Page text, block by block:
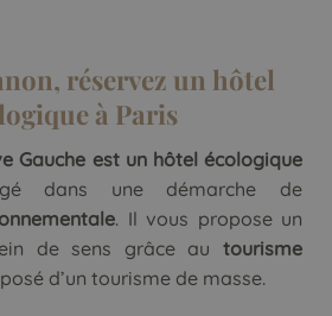
réservez un hôtel
à Paris
Gauche est un hôtel écologique
dans une démarche de
. Il vous propose un
de sens grâce au tourisme
d’un tourisme de masse.